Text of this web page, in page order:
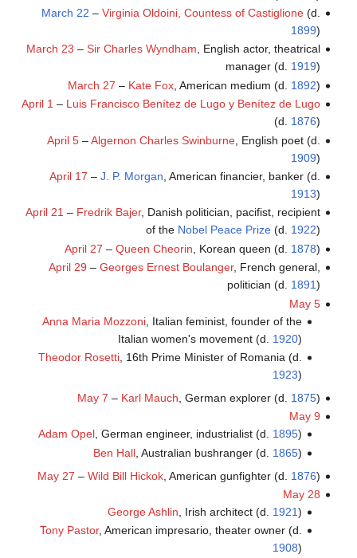
March 22 – Virginia Oldoini, Countess of Castiglione(d.
1899)
March 23 – Sir Charles Wyndham, English actor, theatrical
manager (d. 1919)
March 27 – Kate Fox, American medium (d. 1892)
April 1 – Luis Francisco Benítez de Lugo y Benítez de Lugo
(d. 1876)
April 5–Algernon Charles Swinburne, English poet (d.
1909)
April 17 – J. P. Morgan , American financier, banker (d.
1913)
April 21 – Fredrik Bajer, Danish politician, pacifist, recipient
of the Nobel Peace Prize(d. 1922)
April 27 – Queen Cheorin , Korean queen (d. 1878)
April 29 – Georges Ernest Boulanger, French general,
politician (d. 1891)
May 5
Anna Maria Mozzoni , Italian feminist, founder of the
Italian women's movement (d. 1920)
Theodor Rosetti , 16th Prime Minister of Romania (d.
1923)
May 7 – Karl Mauch , German explorer (d. 1875)
May 9
Adam Opel, German engineer, industrialist (d. 1895)
Ben Hall , Australian bushranger (d. 1865)
May 27 – Wild Bill Hickok, American gunfighter (d. 1876)
May 28
George Ashlin , Irish architect (d. 1921)
Tony Pastor, American impresario, theater owner (d.
1908)